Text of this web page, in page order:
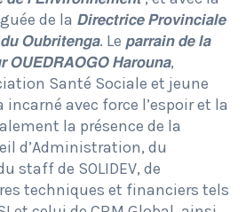
de la 𝘿𝙞𝙧𝙚𝙘𝙩𝙧𝙞𝙘𝙚 𝙋𝙧𝙤𝙫𝙞𝙣𝙘𝙞𝙖𝙡𝙚
𝙊𝙪𝙗𝙧𝙞𝙩𝙚𝙣𝙜𝙖. Le 𝙥𝙖𝙧𝙧𝙖𝙞𝙣 𝙙𝙚 𝙡𝙖
𝙊𝙐𝙀𝘿𝙍𝘼𝙊𝙂𝙊 𝙃𝙖𝙧𝙤𝙪𝙣𝙖,
Santé Sociale et jeune
avec force l’espoir et la
la présence de la
d’Administration, du
staff de SOLIDEV, de
techniques et financiers tels